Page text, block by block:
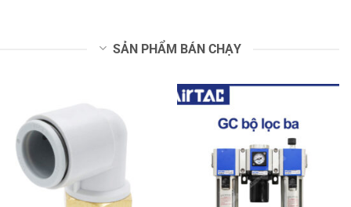
SẢN PHẨM BÁN CHẠY